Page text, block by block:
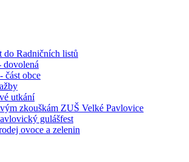
do Radničních listů
část obce
utkání
zkouškám ZUŠ Velké Pavlovice
gulášfest
ovoce a zelenin